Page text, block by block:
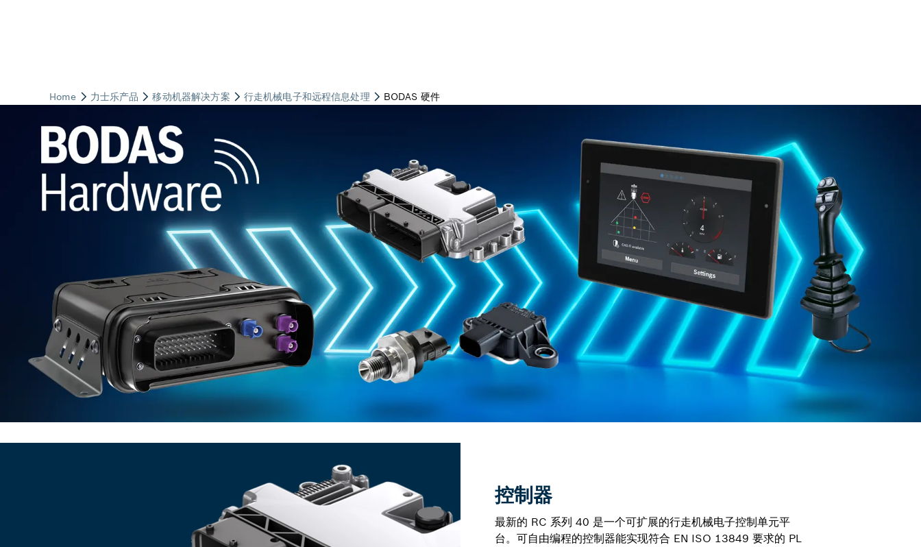
控制器
最新的 RC 系列 40 是一个可扩展的行走机械电子控制单元平
台。可自由编程的控制器能实现符合 EN ISO 13849 要求的 PL